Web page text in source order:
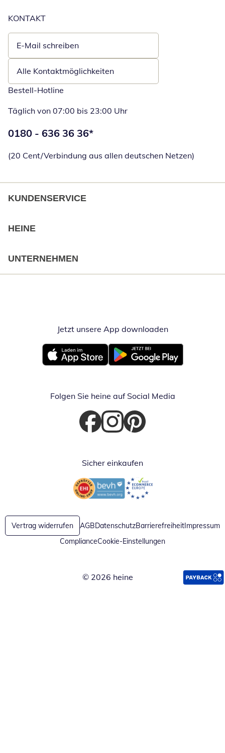
KONTAKT
E-Mail schreiben
Öffnet E-Mail-Client
Alle Kontaktmöglichkeiten
Bestell-Hotline
Täglich von 07:00 bis 23:00 Uhr
Telefonnummer:
0180 - 636 36 36*
(20 Cent/Verbindung aus allen deutschen Netzen)
KUNDENSERVICE
HEINE
UNTERNEHMEN
Jetzt unsere App downloadenÖffnet in
Öffnet in neuem FensterÖffnet in neuem Fenster
Folgen Sie heine auf Social Media
Öffnet in neuem Fenster
Öffnet in neuem Fenster
Öffnet in neuem Fenster
Sicher einkaufen
Öffnet in neuem FensterÖffnet in neuem Fenster
Vertrag widerrufen AGBDatenschutzBarrierefreiheitImpressum
ComplianceCookie-Einstellungen
© 2026 heine